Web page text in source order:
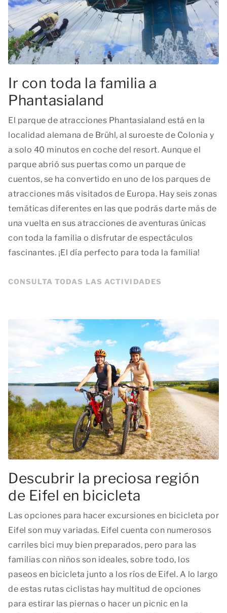
Ir con toda la familia a
Phantasialand
El parque de atracciones Phantasialand está en la
localidad alemana de Brühl, al suroeste de Colonia y
a solo 40 minutos en coche del resort. Aunque el
parque abrió sus puertas como un parque de
cuentos, se ha convertido en uno de los parques de
atracciones más visitados de Europa. Hay seis zonas
temáticas diferentes en las que podrás darte más de
una vuelta en sus atracciones de aventuras únicas
con toda la familia o disfrutar de espectáculos
fascinantes. ¡El día perfecto para toda la familia!
CONSULTA TODAS LAS ACTIVIDADES
Descubrir la preciosa región
de Eifel en bicicleta
Las opciones para hacer excursiones en bicicleta por
Eifel son muy variadas. Eifel cuenta con numerosos
carriles bici muy bien preparados, pero para las
familias con niños son ideales, sobre todo, los
paseos en bicicleta junto a los ríos de Eifel. A lo largo
de estas rutas ciclistas hay multitud de opciones
para estirar las piernas o hacer un picnic en la